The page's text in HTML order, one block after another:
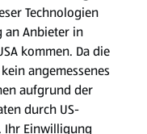
Technologien
an Anbieter in
kommen. Da die
angemessenes
aufgrund der
durch US-
Ihr Einwilligung